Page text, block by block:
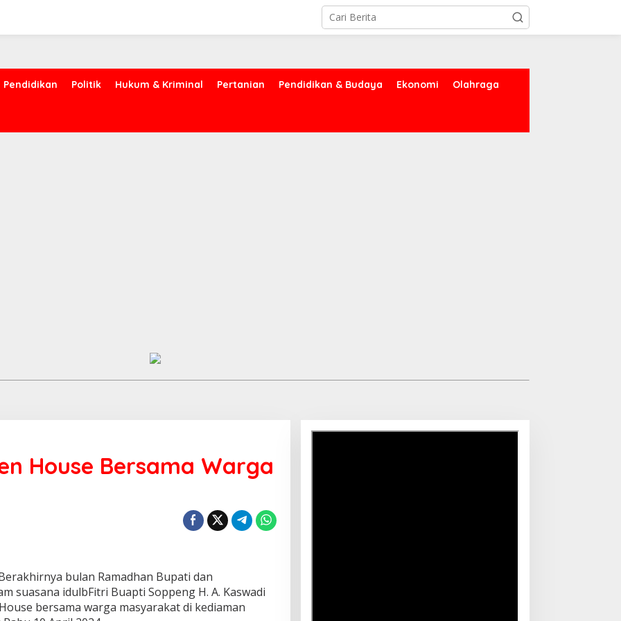
Pendidikan Politik Hukum & Kriminal Pertanian Pendidikan & Budaya Ekonomi Olahraga
House Bersama Warga
bulan Ramadhan Bupati dan
suasana idulbFitri Buapti Soppeng H. A. Kaswadi
bersama warga masyarakat di kediaman